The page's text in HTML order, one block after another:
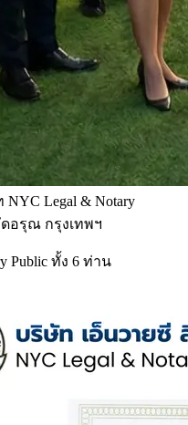
Legal & Notary
ดอรุณ กรุงเทพฯ
Public ทั้ง 6 ท่าน